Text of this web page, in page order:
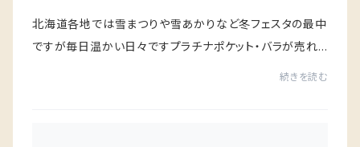
北海道各地では雪まつりや雪あかりなど冬フェスタの最中
ですが毎日温かい日々ですプラチナポケット・バラが売れ
続きを読む